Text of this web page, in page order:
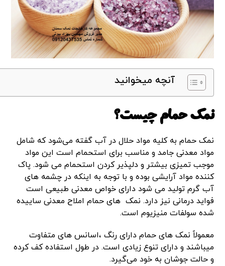
آنچه میخوانید
نمک حمام چیست؟
نمک حمام به کلیه مواد حلال در آب گفته می‌شود که شامل
مواد معدنی جامد و مناسب برای استحمام است این مواد
موجب تمیزی بیشتر و دلپذیر کردن استحمام می شود. پاک
کننده مواد آرایشی بوده و با توجه به اینکه در چشمه های
آب گرم تولید می شود دارای خواص معدنی طبیعی است
فواید درمانی نیز دارد. نمک های حمام املاح معدنی ساییده
شده سولفات منیزیوم است.
معمولاً نمک های حمام دارای رنگ ،اسانس های متفاوت
میباشند و دارای تنوع زیادی است. در طول استفاده کف کرده
و حالت جوشان به خود می‌گیرد.